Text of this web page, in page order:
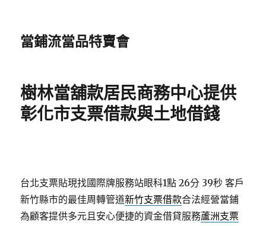
當鋪流當品特賣會
樹林當舖款居民商務中心提供
彰化市支票借款與土地借錢
台北支票貼現找國際牌服務站眼科1點 26分 39秒 客戶
新竹縣市的最佳周轉管道新竹支票借款合法經營當鋪
為顧客提供多元且安心便捷的資金借貸服務蘆洲支票